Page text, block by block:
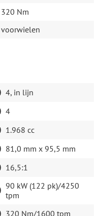
320 Nm
voorwielen
4, in lijn
4
1.968 cc
81,0 mm x 95,5 mm
16,5:1
90 kW (122 pk)/4250
tpm
320 Nm/1600 tpm